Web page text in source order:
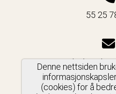
55 25
Denne nettsiden
(cookies) for å